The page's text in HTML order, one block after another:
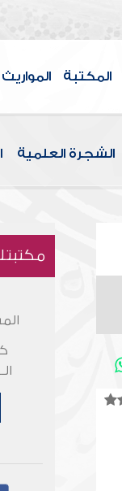
المكتبة المواريث
الشجرة العلمية